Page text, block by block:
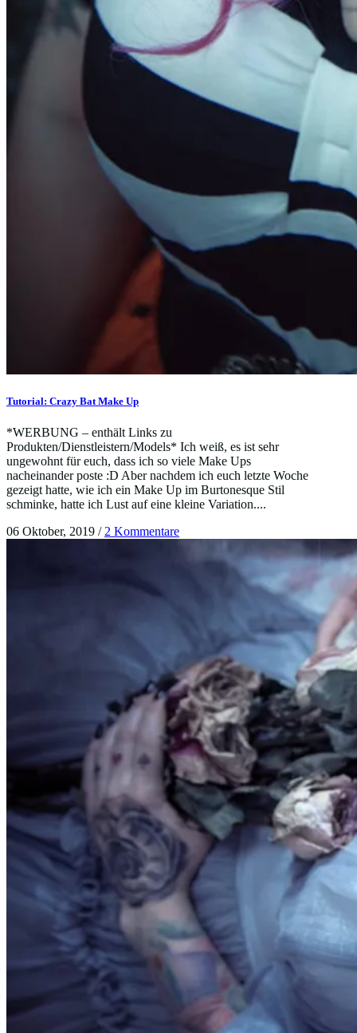
Tutorial: Crazy Bat Make Up
*WERBUNG – enthält Links zu
Produkten/Dienstleistern/Models* Ich weiß, es ist sehr
ungewohnt für euch, dass ich so viele Make Ups
nacheinander poste :D Aber nachdem ich euch letzte Woche
gezeigt hatte, wie ich ein Make Up im Burtonesque Stil
schminke, hatte ich Lust auf eine kleine Variation....
06 Oktober, 2019 / 2 Kommentare